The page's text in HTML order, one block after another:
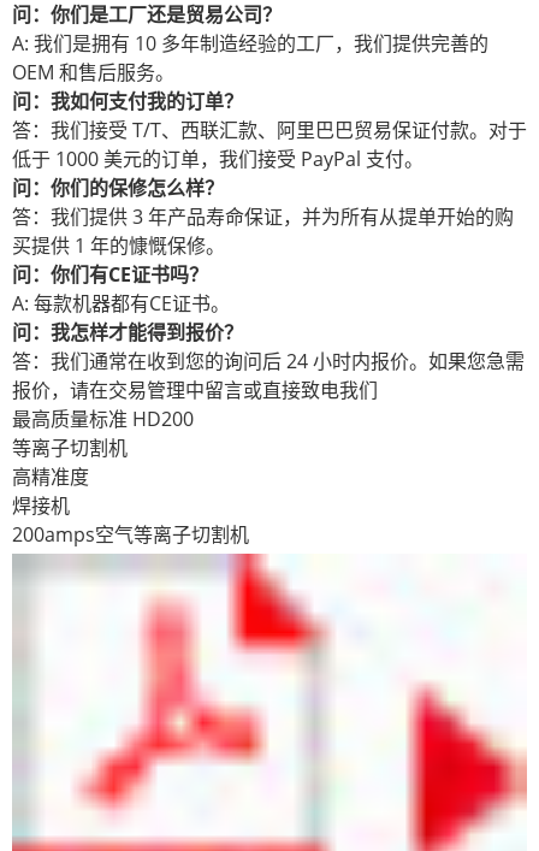
问：你们是工厂还是贸易公司？
A: 我们是拥有 10 多年制造经验的工厂，我们提供完善的
OEM 和售后服务。
问：我如何支付我的订单？
答：我们接受 T/T、西联汇款、阿里巴巴贸易保证付款。对于
低于 1000 美元的订单，我们接受 PayPal 支付。
问：你们的保修怎么样？
答：我们提供 3 年产品寿命保证，并为所有从提单开始的购
买提供 1 年的慷慨保修。
问：你们有CE证书吗？
A: 每款机器都有CE证书。
问：我怎样才能得到报价？
答：我们通常在收到您的询问后 24 小时内报价。如果您急需
报价，请在交易管理中留言或直接致电我们
最高质量标准 HD200
等离子切割机
高精准度
焊接机
200amps空气等离子切割机